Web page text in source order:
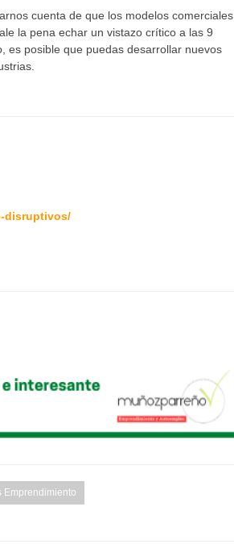
cuenta de que los modelos comerciales
la pena echar un vistazo crítico a las 9
es posible que puedas desarrollar nuevos
disruptivos/
Emprendimiento